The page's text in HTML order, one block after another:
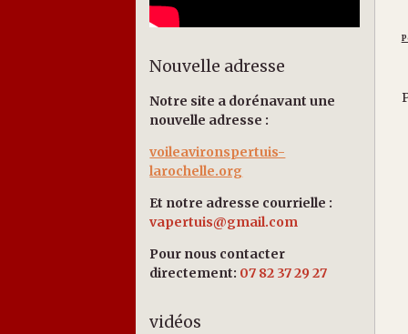
Nouvelle adresse
Notre site a dorénavant une
nouvelle adresse :
voileavironspertuis-
larochelle.org
Et notre adresse courrielle :
vapertuis@gmail.com
Pour nous contacter
directement: 07 82 37 29 27
vidéos